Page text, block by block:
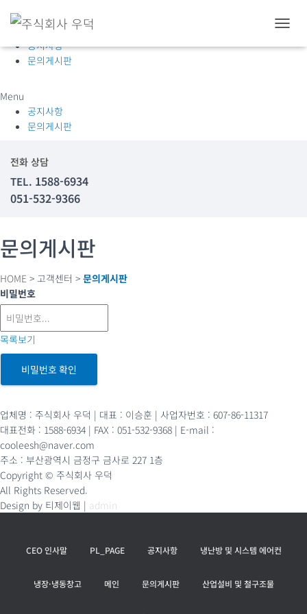
비
고객센터
공지사항
문의게시판
Menu
공지사항
문의게시판
전화 상담
TEL. 1588-6934
051-532-9366
문의게시판
HOME > 고객센터 > 문의게시판
비밀번호
목록보기
비밀번호 확인
업체명 : 주식회사 우덕 | 대표 : 이승훈 | 사업자번호 : 607-86-11317
대표전화 : 1588-6934 | FAX : 051-532-9368 | E-mail :
cooleesh@naver.com
주소 : 부산광역시 금정구 금사로 227 1층
Copyright © 주식회사 우덕
All Rights Reserved.
Design by 티제이웹 | admin
CEO 인사말 PL_PAGE 공지사항 냉난방 및 시스템 에어컨
냉장·냉동창고 메인 문의게시판 산업설비 및 철구조물